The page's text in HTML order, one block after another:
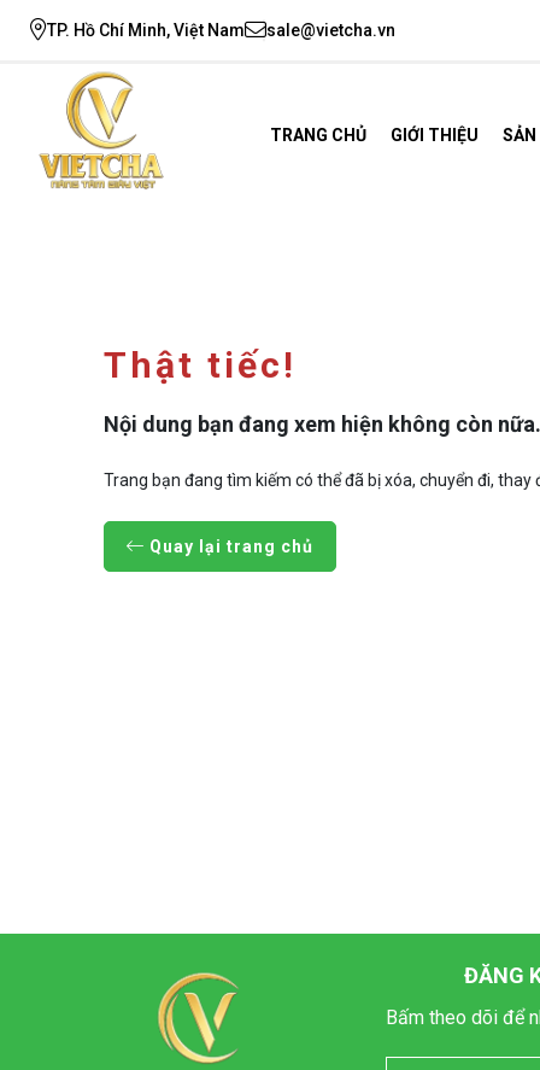
TP. Hồ Chí Minh, Việt Nam sale@vietcha.vn
TRANG CHỦ GIỚI THIỆU
Thật tiếc!
Nội dung bạn đang xem hiện không còn nữa.
Trang bạn đang tìm kiếm có thể đã bị xóa, chuyển đi,
Quay lại trang chủ
ĐĂNG
Bấm theo dõi để